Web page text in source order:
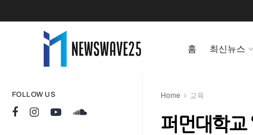
FOLLOW US
홈 최신뉴스
Home 교육
퍼먼대학교